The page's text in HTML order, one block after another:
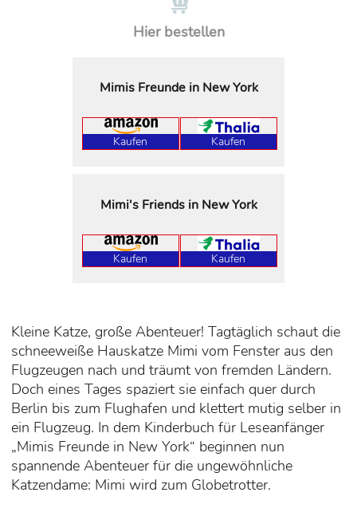
Hier bestellen
Mimis Freunde in New York
Kaufen Kaufen
Mimi's Friends in New York
Kaufen Kaufen
Kleine Katze, große Abenteuer! Tagtäglich schaut die
schneeweiße Hauskatze Mimi vom Fenster aus den
Flugzeugen nach und träumt von fremden Ländern.
Doch eines Tages spaziert sie einfach quer durch
Berlin bis zum Flughafen und klettert mutig selber in
ein Flugzeug. In dem Kinderbuch für Leseanfänger
„Mimis Freunde in New York“ beginnen nun
spannende Abenteuer für die ungewöhnliche
Katzendame: Mimi wird zum Globetrotter.